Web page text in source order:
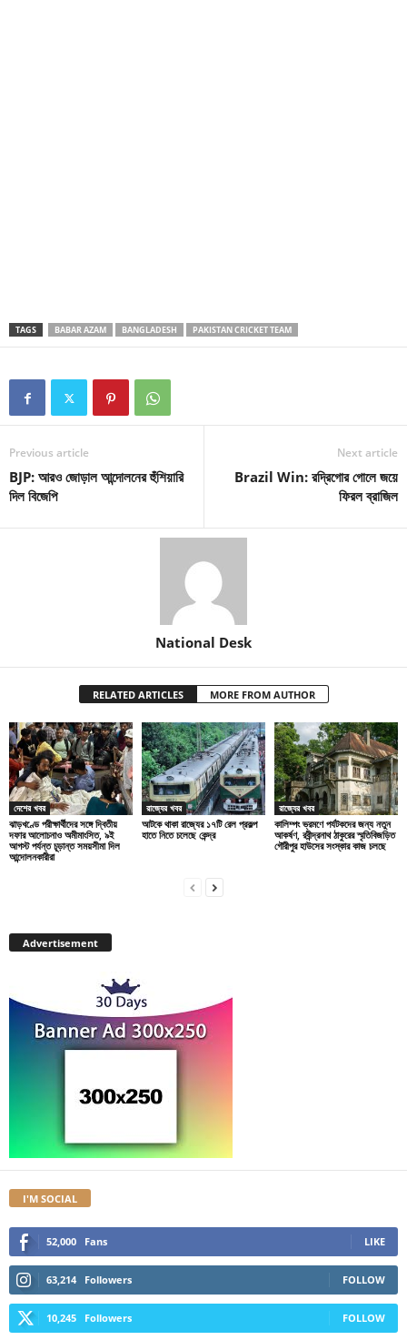
TAGS BABAR AZAM BANGLADESH PAKISTAN CRICKET TEAM
Previous article
BJP: আরও জোড়াল আন্দোলনের হুঁশিয়ারি
দিল বিজেপি
Next article
Brazil Win: রদ্রিগোর গোলে জয়ে
ফিরল ব্রাজিল
National Desk
RELATED ARTICLES MORE FROM AUTHOR
দেশের খবর
ঝাড়খণ্ডে পরীক্ষার্থীদের সঙ্গে দ্বিতীয়
দফার আলোচনাও অমীমাংসিত, ৯ই
আগস্ট পর্যন্ত চূড়ান্ত সময়সীমা দিল
আন্দোলনকারীরা
রাজ্যের খবর
আটকে থাকা রাজ্যের ১৭টি রেল প্রকল্প
হাতে নিতে চলেছে কেন্দ্র
রাজ্যের খবর
কালিম্পং ভ্রমণে পর্যটকদের জন্য নতুন
আকর্ষণ, রবীন্দ্রনাথ ঠাকুরের স্মৃতিবিজড়িত
গৌরীপুর হাউসের সংস্কার কাজ চলছে
Advertisement
I'M SOCIAL
52,000 Fans LIKE
63,214 Followers FOLLOW
10,245 Followers FOLLOW